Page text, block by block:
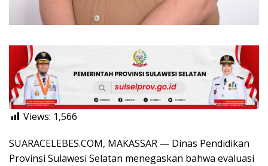
Views: 1,566
SUARACELEBES.COM, MAKASSAR — Dinas Pendidikan
Provinsi Sulawesi Selatan menegaskan bahwa evaluasi